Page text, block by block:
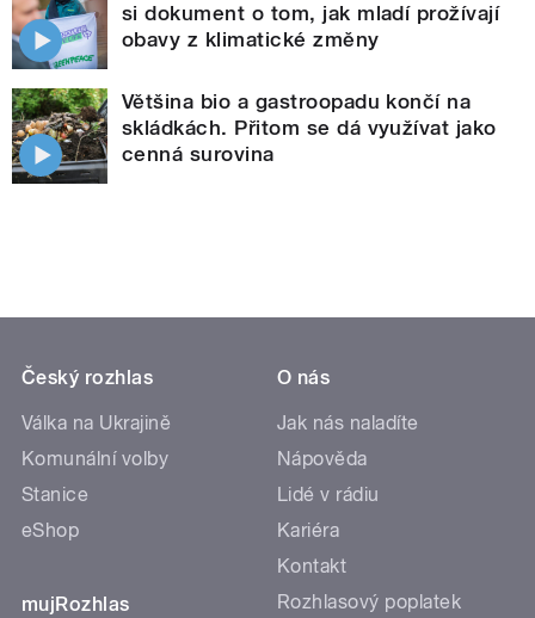
si dokument o tom, jak mladí prožívají
obavy z klimatické změny
Většina bio a gastroopadu končí na
skládkách. Přitom se dá využívat jako
cenná surovina
Český rozhlas
Válka na Ukrajině
Komunální volby
Stanice
eShop
mujRozhlas
O nás
Jak nás naladíte
Nápověda
Lidé v rádiu
Kariéra
Kontakt
Rozhlasový poplatek